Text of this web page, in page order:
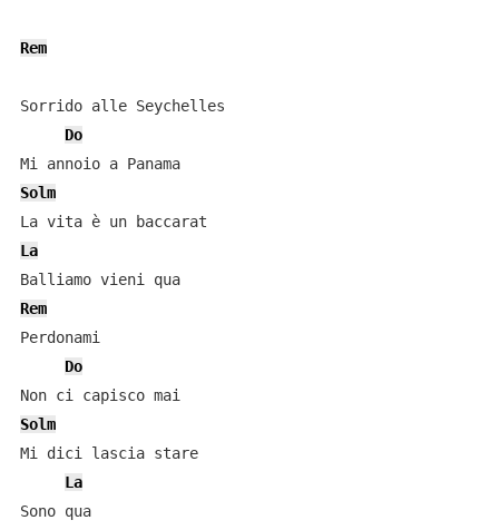
Rem
Sorrido alle Seychelles
Do
Mi annoio a Panama
Solm
La
Balliamo vieni qua
Rem
Perdonami
Do
Solm
Mi dici lascia stare
La
Sono qua